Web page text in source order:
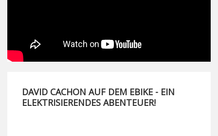
DAVID CACHON AUF DEM EBIKE - EIN
ELEKTRISIERENDES ABENTEUER!